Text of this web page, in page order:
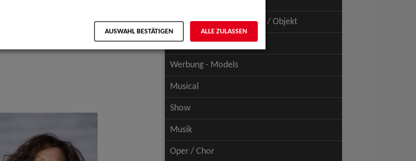
Schauspiel - Figur / Puppe / Objekt
Werbung - Talents
Werbung - Models
Musical
Show
Musik
Oper / Chor
AUSWAHL BESTÄTIGEN ALLE ZULASSEN